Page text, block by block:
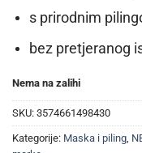
s prirodnim
bez pretjeranog
Nema na zalihi
SKU: 3574661498430
Kategorije: Maska i piling